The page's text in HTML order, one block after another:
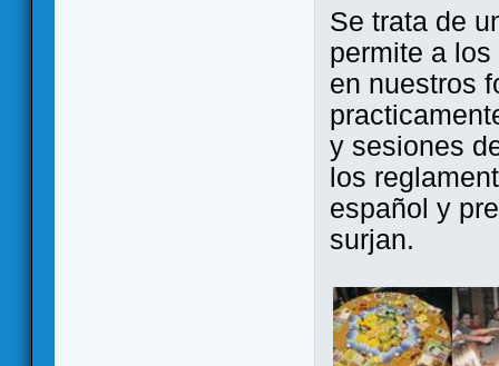
Se trata de
permite a
en nuestros
y sesiones
los
español y
surjan.